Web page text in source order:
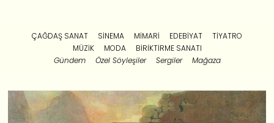
ÇAĞDAŞ SANAT SINEMA MIMARI EDEBIYAT
TIYATRO
MÜZIK
MODA
BIRIKTIRME SANATI
Gündem
Özel Söyleşiler Sergiler Mağaza